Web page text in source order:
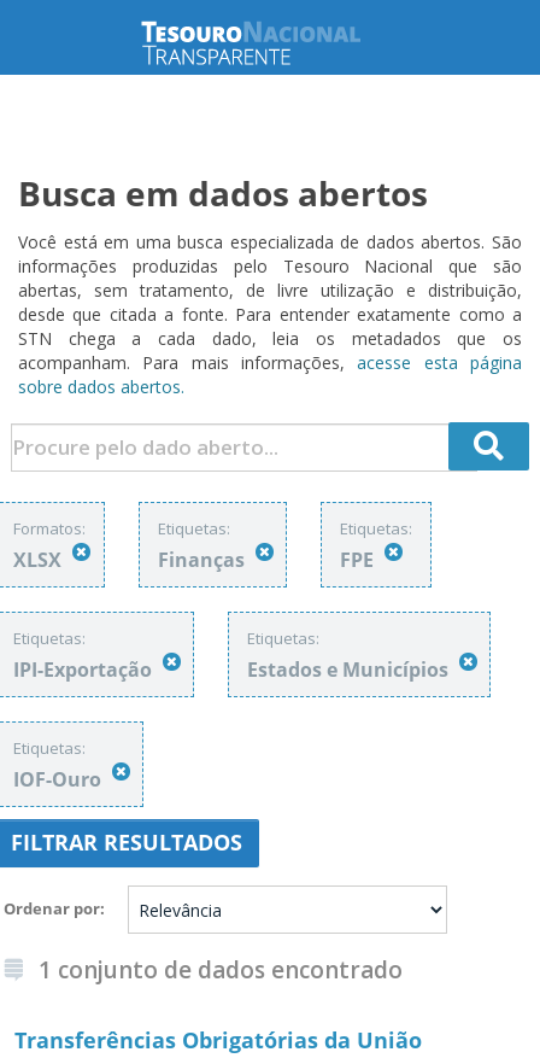
Busca em dados abertos
Você está em uma busca especializada de dados abertos. São
informações produzidas pelo Tesouro Nacional que são
abertas, sem tratamento, de livre utilização e distribuição,
desde que citada a fonte. Para entender exatamente como a
STN chega a cada dado, leia os metadados que os
acompanham. Para mais informações,acesse esta página
sobre dados abertos.
Formatos:
XLSX
Etiquetas:
Finanças
Etiquetas:
FPE
Etiquetas:
IPI-Exportação
Etiquetas:
Estados e Municípios
Etiquetas:
IOF-Ouro
FILTRAR RESULTADOS
Ordenar por
1 conjunto de dados encontrado
Transferências Obrigatórias da União